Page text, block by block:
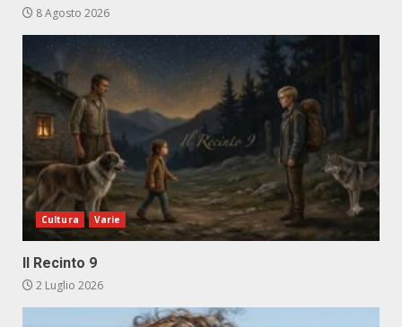
8 Agosto 2026
Cultura Varie
Il Recinto 9
2 Luglio 2026